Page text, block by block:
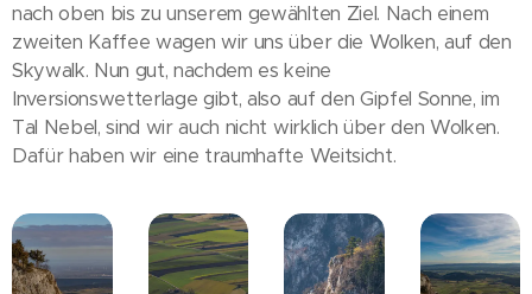
nach oben bis zu unserem gewählten Ziel. Nach einem
zweiten Kaffee wagen wir uns über die Wolken, auf den
Skywalk. Nun gut, nachdem es keine
Inversionswetterlage gibt, also auf den Gipfel Sonne, im
Tal Nebel, sind wir auch nicht wirklich über den Wolken.
Dafür haben wir eine traumhafte Weitsicht.